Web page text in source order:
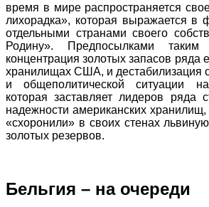
время в мире распространяется
лихорадка», которая выражается в
отдельными странами своего
Родину». Предпосылками таким
концентрация золотых запасов ряда
хранилищах США, и дестабилизация
и общеполитической ситуации
которая заставляет лидеров ряда
надежности американских
«схоронили» в своих стенах
золотых резервов.
Бельгия – на очереди